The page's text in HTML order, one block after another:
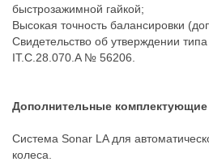
быстрозажимной гайкой;
Высокая точность балансировки
Свидетельство об утверждении
IT.C.28.070.A № 56206.
Дополнительные комплектующие
Система Sonar LA для
колеса.